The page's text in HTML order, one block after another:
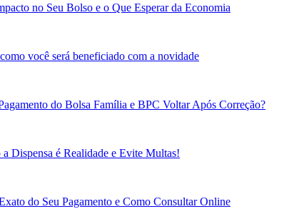
no Seu Bolso e o Que Esperar da Economia
você será beneficiado com a novidade
do Bolsa Família e BPC Voltar Após Correção?
Dispensa é Realidade e Evite Multas!
do Seu Pagamento e Como Consultar Online